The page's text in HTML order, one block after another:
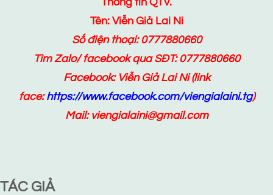
Tên: Viễn Giả Lai Ni
Số điện thoại: 0777880660
Tìm Zalo/ facebook qua SĐT: 0777880660
Facebook: Viễn Giả Lai Ni(link
face:https://www.facebook.com/viengialaini.tg)
Mail: viengialaini@gmail.com
TÁC GIẢ